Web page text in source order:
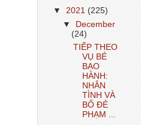
▼ 2021 (225)
▼ December
(24)
TIẾP THEO
VỤ BÉ
BẠO
HÀNH:
NHÂN
TÌNH VÀ
BỐ ĐẺ
PHẠM ...